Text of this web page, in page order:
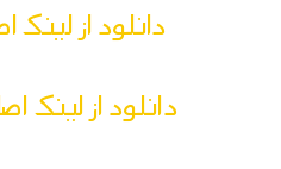
دانلود از لینک
دانلود از لینک